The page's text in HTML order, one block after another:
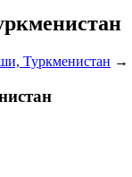
Туркменистан →